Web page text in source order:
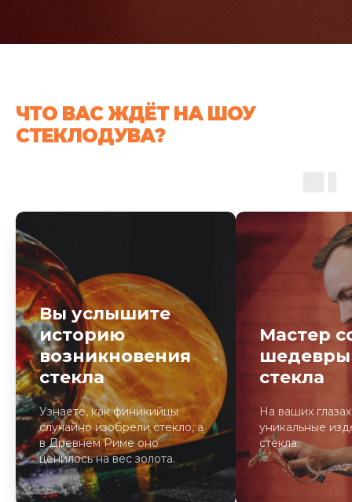
ЧТО ВАС ЖДЁТ НА ШОУ
СТЕКЛОДУВА?
Вы услышите
историю
возникновения
стекла
Узнаете, как финикийцы
случайно изобрели стекло, а
в Древнем Риме оно
ценилось на вес золота.
Мастер
шедевры
стекла
На ваших
уникальные
стекла.